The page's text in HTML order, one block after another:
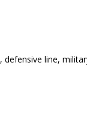
defensive line,